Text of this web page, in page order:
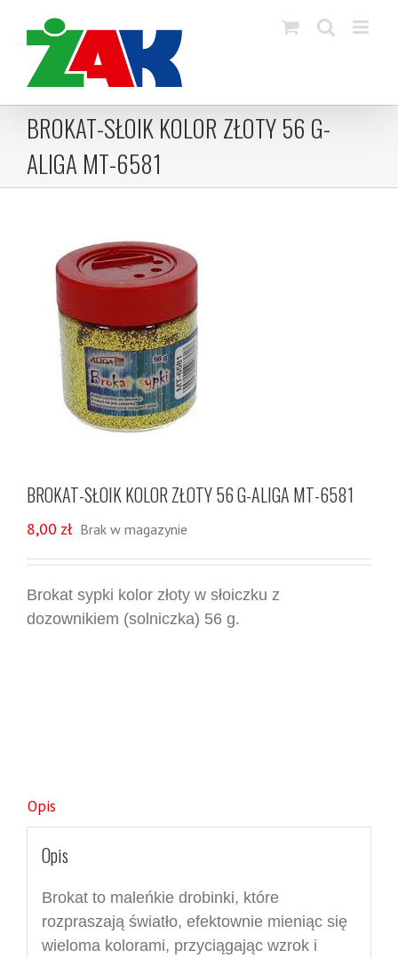
content
BROKAT-SŁOIK KOLOR ZŁOTY 56 G-
ALIGA MT-6581
BROKAT-SŁOIK KOLOR ZŁOTY 56 G-ALIGA MT-6581
8,00 zł Brak w magazynie
Brokat sypki kolor złoty w słoiczku z
dozownikiem (solniczka) 56 g.
Opis
Opis
Brokat to maleńkie drobinki, które
rozpraszają światło, efektownie mieniąc się
wieloma kolorami, przyciągając wzrok i